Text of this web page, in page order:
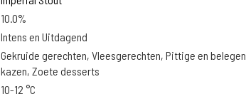
10.0%
Intens en Uitdagend
Gekruide gerechten, Vleesgerechten, Pittige en belegen
kazen, Zoete desserts
10-12 °C